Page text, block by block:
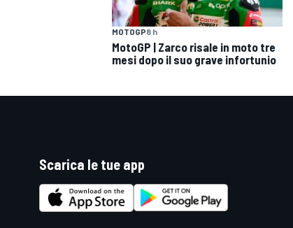
MOTOGP8 h
MotoGP | Zarco risale in moto tre
mesi dopo il suo grave infortunio
Scarica le tue app